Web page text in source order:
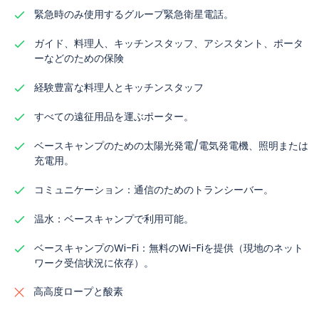
緊急時のみ使用するグループ緊急衛星電話。
ガイド、料理人、キッチンスタッフ、アシスタント、ポータ
ーなどのための保険
経験豊富な料理人とキッチンスタッフ
すべての遠征用品を運ぶポーター。
ベースキャンプのための太陽光発電/電気発電機、照明または
充電用。
コミュニケーション：通信のためのトランシーバー。
温水：ベースキャンプで利用可能。
ベースキャンプのWi-Fi：無料のWi-Fiを提供（現地のネット
ワーク受信状況に依存）。
高高度ロープと酸素